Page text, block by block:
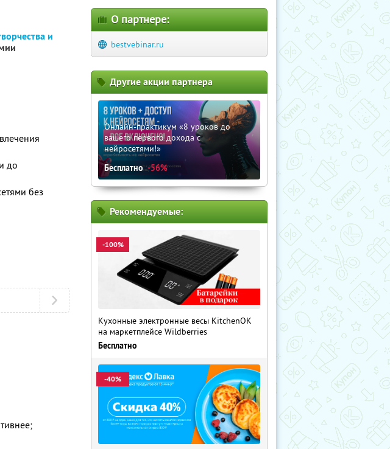
и
до
без
О партнере:
bestvebinar.ru
Другие акции партнера
Онлайн-практикум «8 уроков до
вашего первого дохода с
нейросетями!»
Бесплатно -56%
Рекомендуемые:
-100%
Кухонные электронные весы KitchenOK
на маркетплейсе Wildberries
Бесплатно
-40%